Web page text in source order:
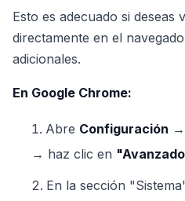
Esto es adecuado si deseas
directamente en el
adicionales.
En Google Chrome:
Abre Configuración →
→ haz clic en
En la sección